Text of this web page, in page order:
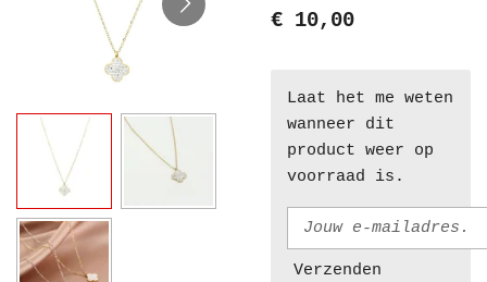
€ 10,00
Laat het me weten
wanneer dit
product weer op
voorraad is.
Verzenden